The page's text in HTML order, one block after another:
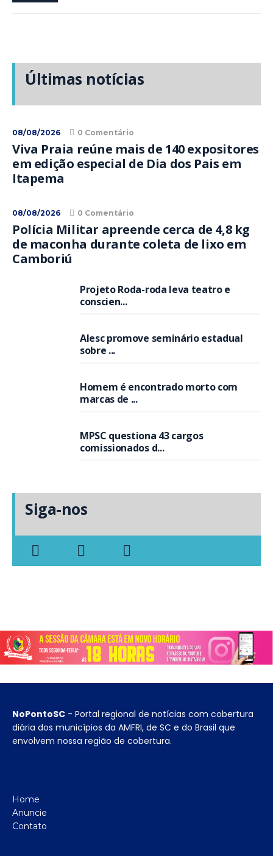
Últimas notícias
08/08/2026 0 Comentário
Viva Praia reúne mais de 140 expositores
em edição especial de Dia dos Pais em
Itapema
08/08/2026 0 Comentário
Polícia Militar apreende cerca de 4,8 kg
de maconha durante coleta de lixo em
Camboriú
Projeto Roda-roda leva teatro e
conscien...
Alesc promove seminário estadual
sobre ...
Homem é encontrado morto com
marcas de ...
MPSC questiona 43 cargos
comissionados d...
Siga-nos
NoPontoSC - Portal regional de notícias com cobertura
diária dos municípios da AMFRI, de SC e do Brasil que
envolvem nossa região de cobertura.
Home
Anuncie
Contato